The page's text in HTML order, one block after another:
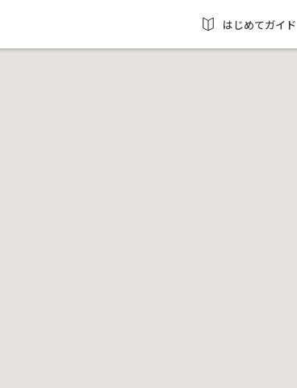
はじめてガイド